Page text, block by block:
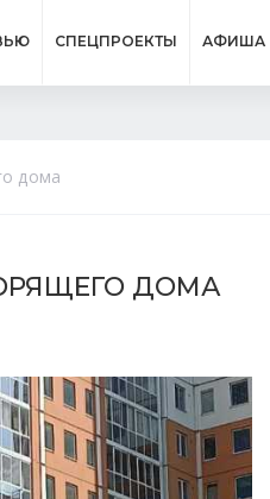
СПЕЦПРОЕКТЫ АФИША
дома
ДОМА